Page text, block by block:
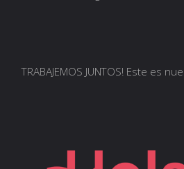
TRABAJEMOS JUNTOS! Este es